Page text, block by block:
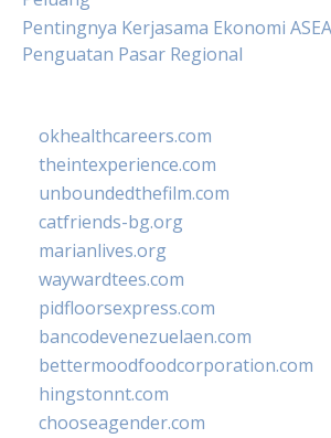
Pentingnya Kerjasama Ekonomi
Penguatan Pasar Regional
okhealthcareers.com
theintexperience.com
unboundedthefilm.com
catfriends-bg.org
marianlives.org
waywardtees.com
pidfloorsexpress.com
bancodevenezuelaen.com
bettermoodfoodcorporation.com
hingstonnt.com
chooseagender.com